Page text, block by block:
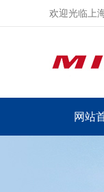
欢迎光临上
网站